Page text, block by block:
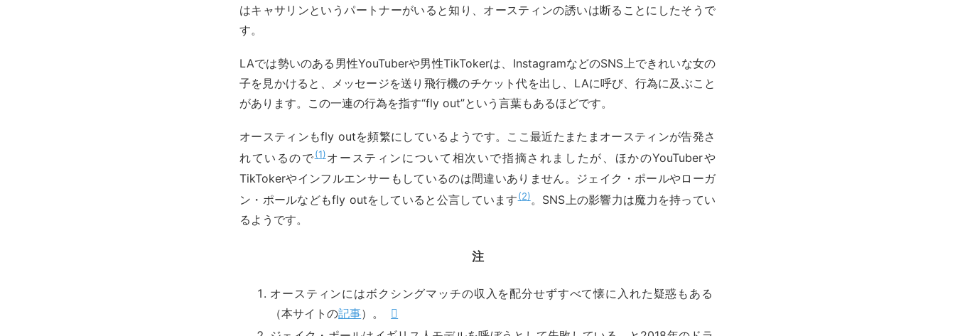
はキャサリンというパートナーがいると知り、オースティンの誘いは断ることにしたそうで
す。
LAでは勢いのある男性YouTuberや男性TikTokerは、InstagramなどのSNS上できれいな女の
子を見かけると、メッセージを送り飛行機のチケット代を出し、LAに呼び、行為に及ぶこと
があります。この一連の行為を指す“fly out”という言葉もあるほどです。
オースティンもfly outを頻繁にしているようです。ここ最近たまたまオースティンが告発さ
れているので 1 オースティンについて相次いで指摘されましたが、ほかのYouTuberや
TikTokerやインフルエンサーもしているのは間違いありません。ジェイク・ポールやローガ
ン・ポールなどもfly outをしていると公言しています 2 。SNS上の影響力は魔力を持ってい
るようです。
注
オースティンにはボクシングマッチの収入を配分せずすべて懐に入れた疑惑もある
（本サイトの記事）。